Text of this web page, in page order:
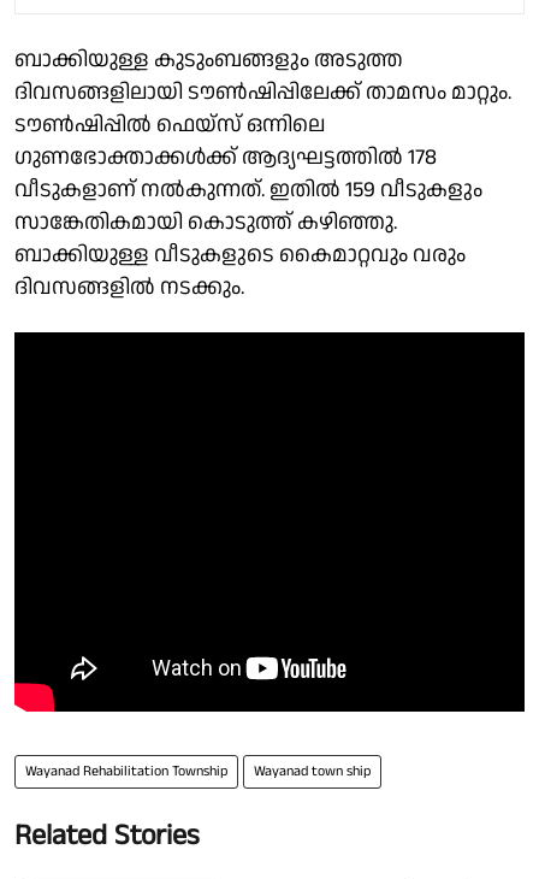
ബാക്കിയുള്ള കുടുംബങ്ങളും അടുത്ത
ദിവസങ്ങളിലായി ടൗണ്‍ഷിപ്പിലേക്ക് താമസം മാറ്റും.
ടൗണ്‍ഷിപ്പില്‍ ഫെയ്‌സ് ഒന്നിലെ
ഗുണഭോക്താക്കള്‍ക്ക് ആദ്യഘട്ടത്തില്‍ 178
വീടുകളാണ് നല്‍കുന്നത്. ഇതില്‍ 159 വീടുകളും
സാങ്കേതികമായി കൊടുത്ത് കഴിഞ്ഞു.
ബാക്കിയുള്ള വീടുകളുടെ കൈമാറ്റവും വരും
ദിവസങ്ങളില്‍ നടക്കും.
Wayanad Rehabilitation Township Wayanad town ship
Related Stories